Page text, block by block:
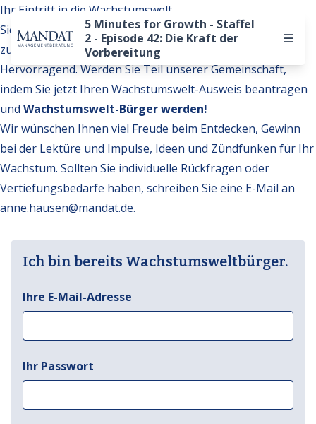
5 Minutes for Growth - Staffel
2 - Episode 42: Die Kraft der
Vorbereitung
Ihr Eintritt in die Wachstumswelt
Sie möchten auf weitere Inhalte der Wachstumswelt
zugreifen?
Hervorragend. Werden Sie Teil unserer Gemeinschaft,
indem Sie jetzt Ihren Wachstumswelt-Ausweis beantragen
und Wachstumswelt-Bürger werden!
Wir wünschen Ihnen viel Freude beim Entdecken, Gewinn
bei der Lektüre und Impulse, Ideen und Zündfunken für Ihr
Wachstum. Sollten Sie individuelle Rückfragen oder
Vertiefungsbedarfe haben, schreiben Sie eine E-Mail an
anne.hausen@mandat.de.
Ich bin bereits Wachstumsweltbürger.
Ihre E-Mail-Adresse
Ihr Passwort